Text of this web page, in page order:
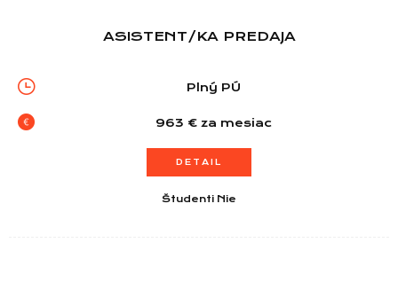
ASISTENT/KA PREDAJA
Plný PÚ
963 € za mesiac
DETAIL
Študenti Nie